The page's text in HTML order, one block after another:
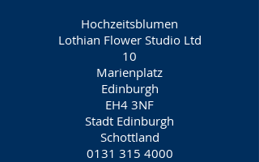
Hochzeitsblumen
Lothian Flower Studio Ltd
10
Marienplatz
Edinburgh
EH4 3NF
Stadt Edinburgh
Schottland
0131 315 4000